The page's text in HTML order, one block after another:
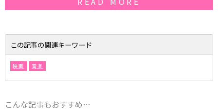
この記事の関連キーワード
映画 音楽
こんな記事もおすすめ…